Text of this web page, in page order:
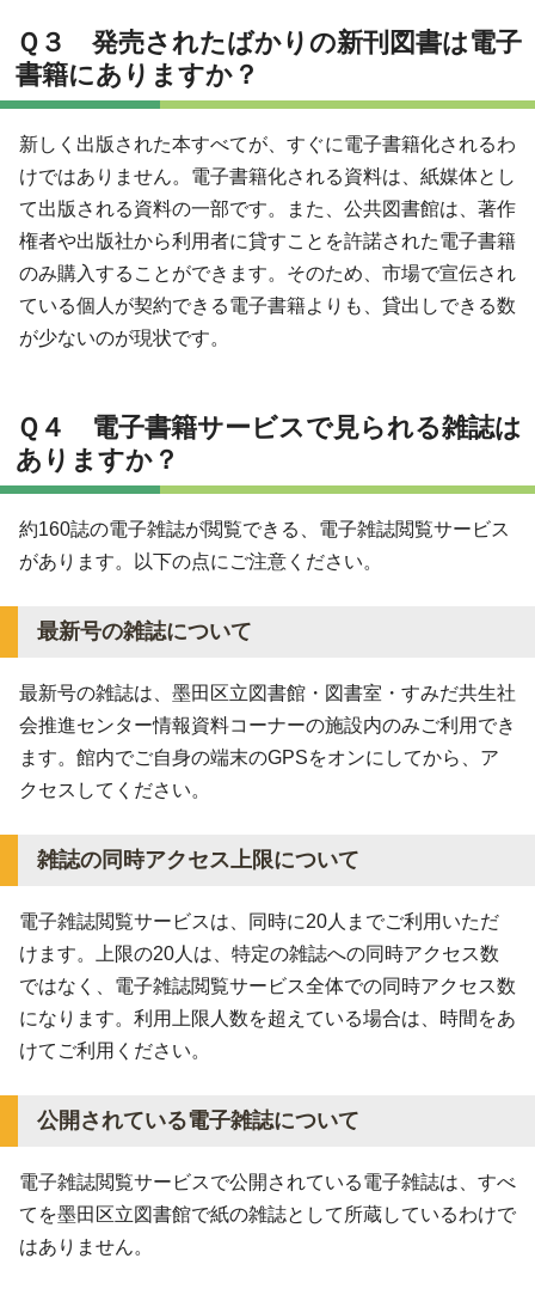
Ｑ３ 発売されたばかりの新刊図書は電子
書籍にありますか？
新しく出版された本すべてが、すぐに電子書籍化されるわ
けではありません。電子書籍化される資料は、紙媒体とし
て出版される資料の一部です。また、公共図書館は、著作
権者や出版社から利用者に貸すことを許諾された電子書籍
のみ購入することができます。そのため、市場で宣伝され
ている個人が契約できる電子書籍よりも、貸出しできる数
が少ないのが現状です。
Ｑ４ 電子書籍サービスで見られる雑誌は
ありますか？
約160誌の電子雑誌が閲覧できる、電子雑誌閲覧サービス
があります。以下の点にご注意ください。
最新号の雑誌について
最新号の雑誌は、墨田区立図書館・図書室・すみだ共生社
会推進センター情報資料コーナーの施設内のみご利用でき
ます。館内でご自身の端末のGPSをオンにしてから、ア
クセスしてください。
雑誌の同時アクセス上限について
電子雑誌閲覧サービスは、同時に20人までご利用いただ
けます。上限の20人は、特定の雑誌への同時アクセス数
ではなく、電子雑誌閲覧サービス全体での同時アクセス数
になります。利用上限人数を超えている場合は、時間をあ
けてご利用ください。
公開されている電子雑誌について
電子雑誌閲覧サービスで公開されている電子雑誌は、すべ
てを墨田区立図書館で紙の雑誌として所蔵しているわけで
はありません。